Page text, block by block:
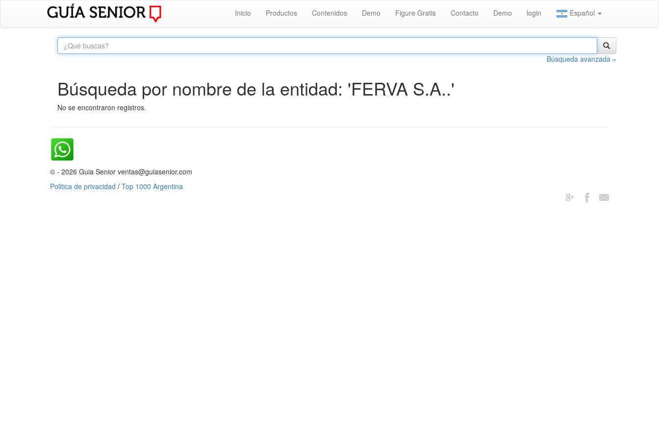
Inicio Productos Contenidos Demo Figure Gratis Contacto Demo login Español
Búsqueda avanzada »
Búsqueda por nombre de la entidad: 'FERVA S.A..'
No se encontraron registros.
© - 2026 Guia Senior ventas@guiasenior.com
Politica de privacidad / Top 1000 Argentina